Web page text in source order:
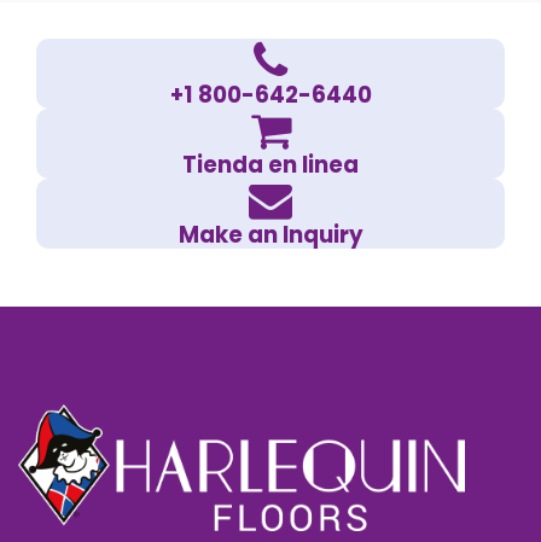
+1 800-642-6440
Tienda en linea
Make an Inquiry